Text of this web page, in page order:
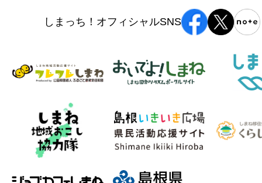
しまっち！オフィシャルSNS